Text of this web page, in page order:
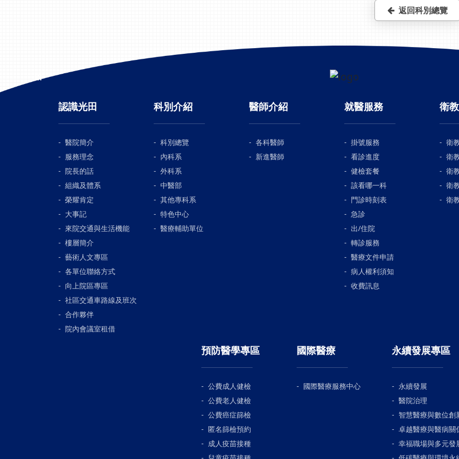
返回科別總覽
:::
認識光田
醫院簡介
服務理念
院長的話
組織及體系
榮耀肯定
大事記
來院交通與生活機能
樓層簡介
藝術人文專區
各單位聯絡方式
向上院區專區
社區交通車路線及班次
合作夥伴
院內會議室租借
科別介紹
科別總覽
內科系
外科系
中醫部
其他專科系
特色中心
醫療輔助單位
醫師介紹
各科醫師
新進醫師
就醫服務
掛號服務
看診進度
健檢套餐
該看哪一科
門診時刻表
急診
出/住院
轉診服務
醫療文件申請
病人權利須知
收費訊息
衛
衛
衛
衛
衛
衛
預防醫學專區
公費成人健檢
公費老人健檢
公費癌症篩檢
匿名篩檢預約
成人疫苗接種
國際醫療
國際醫療服務中心
永續發展專區
永續發展
醫院治理
智慧醫療與數位創
卓越醫療與醫病關
幸福職場與多元發